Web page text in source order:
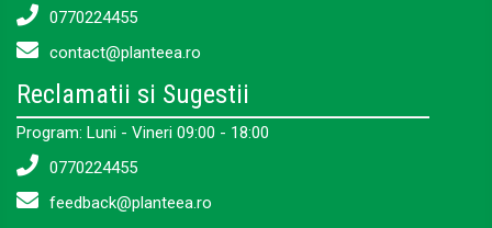
0770224455
contact@planteea.ro
Reclamatii si Sugestii
Program: Luni - Vineri 09:00 - 18:00
0770224455
feedback@planteea.ro